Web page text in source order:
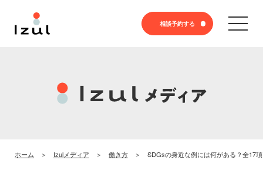
相談予約する
ホーム Izulメディア 働き方 SDGsの身近な例には何がある？全17